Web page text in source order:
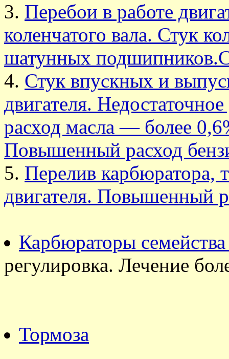
Перебои в работе
коленчатого вала. Стук
шатунных
Стук впускных и
двигателя.
расход масла — более
Повышенный расход
Перелив карбюратора,
двигателя. Повышенный
Карбюраторы
регулировка. Лечение
Тормоза